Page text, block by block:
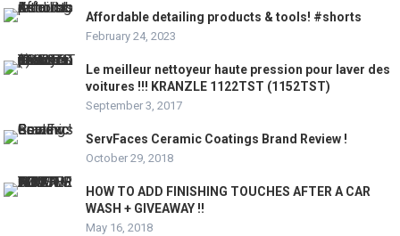
Affordable detailing products & tools! #shorts
February 24, 2023
Le meilleur nettoyeur haute pression pour laver des
voitures !!! KRANZLE 1122TST (1152TST)
September 3, 2017
ServFaces Ceramic Coatings Brand Review !
October 29, 2018
HOW TO ADD FINISHING TOUCHES AFTER A CAR
WASH + GIVEAWAY !!
May 16, 2018